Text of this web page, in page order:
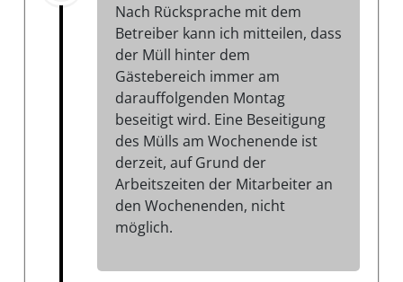
Nach Rücksprache mit dem
Betreiber kann ich mitteilen, dass
der Müll hinter dem
Gästebereich immer am
darauffolgenden Montag
beseitigt wird. Eine Beseitigung
des Mülls am Wochenende ist
derzeit, auf Grund der
Arbeitszeiten der Mitarbeiter an
den Wochenenden, nicht
möglich.